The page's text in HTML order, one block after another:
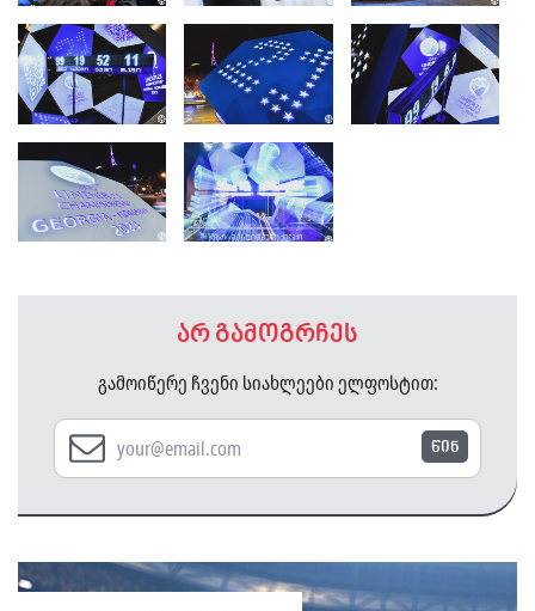
არ გამოგრჩეს
გამოიწერე ჩვენი სიახლეები ელფოსტით:
წინ